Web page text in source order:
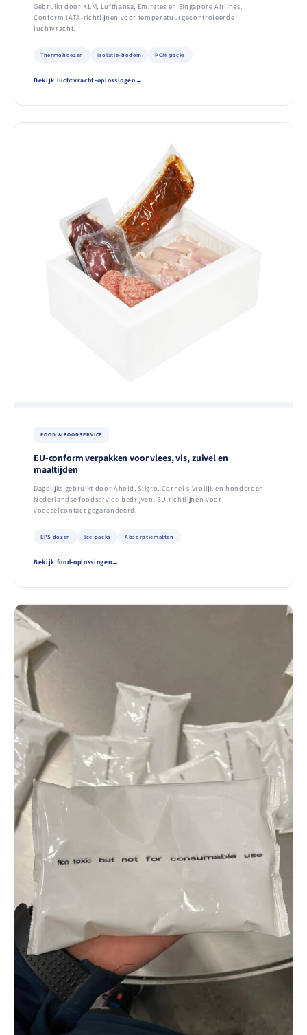
Gebruikt door KLM, Lufthansa, Emirates en Singapore Airlines.
Conform IATA-richtlijnen voor temperatuurgecontroleerde
luchtvracht.
Thermohoezen Isolatie-bodem PCM packs
Bekijk luchtvracht-oplossingen
FOOD & FOODSERVICE
EU-conform verpakken voor vlees, vis, zuivel en
maaltijden
Dagelijks gebruikt door Ahold, Sligro, Cornelis Vrolijk en honderden
Nederlandse foodservice-bedrijven. EU-richtlijnen voor
voedselcontact gegarandeerd.
EPS dozen Ice packs Absorptiematten
Bekijk food-oplossingen